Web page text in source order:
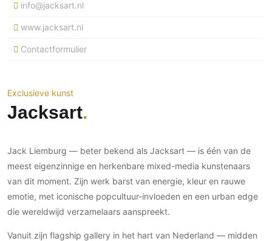
Woondecoratie
Meubels
Verlichting
Glas
Interieurbouw
Trappen
Keuken
Keukens
Ramen
Buitendeuren
Garagedeuren
Buitenshutters
Autolift
Tuinmeubelen
Tuinverlichting
Zwemmen
Vloer
Buitenvloeren
Houten buitenvloeren
buitenvloeren
Kinderkamer
Serre/Veranda
Slaapkamer
Wellness
Werkkamer
Woonkamer
Buitenkijken
Bijgebouw / Poolhouse
Terrasoverkapping
Tuin
info@jacksart.nl
www.jacksart.nl
Contactformulier
Exclusieve kunst
Jacksart
Jack Liemburg — beter bekend als Jacksart — is één van de
meest eigenzinnige en herkenbare mixed-media kunstenaars
van dit moment. Zijn werk barst van energie, kleur en rauwe
emotie, met iconische popcultuur-invloeden en een urban edge
die wereldwijd verzamelaars aanspreekt.
Vanuit zijn flagship gallery in het hart van Nederland — midden